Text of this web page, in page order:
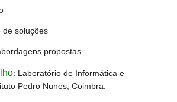
de soluções
propostas
: Laboratório de Informática e
Pedro Nunes, Coimbra.